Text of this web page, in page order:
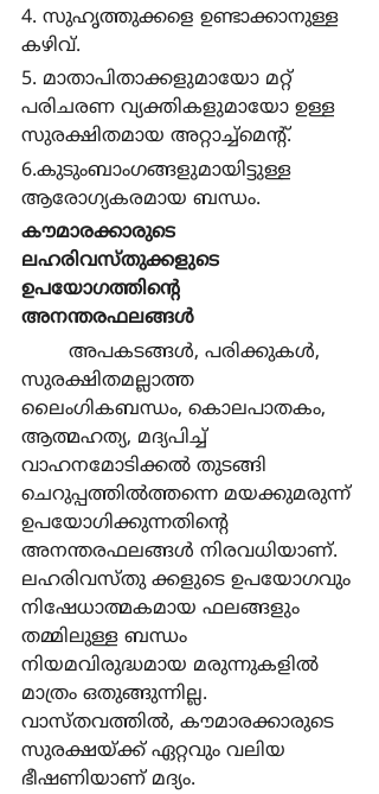
4. സുഹൃത്തുക്കളെ ഉണ്ടാക്കാനുള്ള
കഴിവ്.
5. മാതാപിതാക്കളുമായോ മറ്റ്
പരിചരണ വ്യക്തികളുമായോ ഉള്ള
സുരക്ഷിതമായ അറ്റാച്ച്മെന്‍റ്.
6.കുടുംബാംഗങ്ങളുമായിട്ടുള്ള
ആരോഗ്യകരമായ ബന്ധം.
കൗമാരക്കാരുടെ
ലഹരിവസ്തുക്കളുടെ
ഉപയോഗത്തിന്‍റെ
അനന്തരഫലങ്ങള്‍
സുരക്ഷിതമല്ലാത്ത
ലൈംഗികബന്ധം, കൊലപാതകം,
ആത്മഹത്യ, മദ്യപിച്ച്
വാഹനമോടിക്കല്‍ തുടങ്ങി
ചെറുപ്പത്തില്‍ത്തന്നെ മയക്കുമരുന്ന്
ഉപയോഗിക്കുന്നതിന്‍റെ
അനന്തരഫലങ്ങള്‍ നിരവധിയാണ്.
ലഹരിവസ്തു ക്കളുടെ ഉപയോഗവും
നിഷേധാത്മകമായ ഫലങ്ങളും
തമ്മിലുള്ള ബന്ധം
നിയമവിരുദ്ധമായ മരുന്നുകളില്‍
മാത്രം ഒതുങ്ങുന്നില്ല.
വാസ്തവത്തില്‍, കൗമാരക്കാരുടെ
സുരക്ഷയ്ക്ക് ഏറ്റവും വലിയ
ഭീഷണിയാണ് മദ്യം.